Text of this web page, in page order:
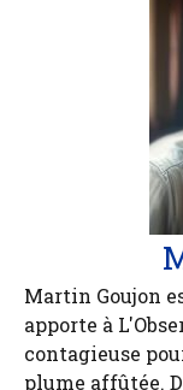
Martin Goujon
apporte à
contagieuse
plume affûtée.